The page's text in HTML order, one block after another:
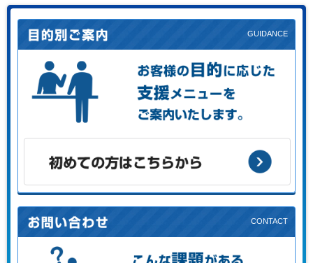
お客様の目的に応じた支援メニューをご案内します。
初めての方はこちらから